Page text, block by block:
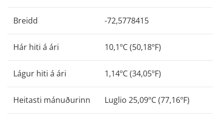
Breidd -72,5778415
Hár hiti á ári 10,1ºC (50,18ºF)
Lágur hiti á ári 1,14ºC (34,05ºF)
Heitasti mánuðurinn Luglio 25,09ºC (77,16ºF)